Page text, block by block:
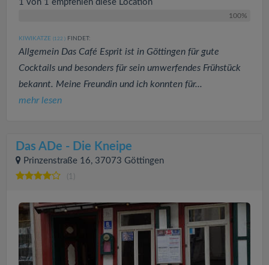
1 von 1 empfehlen diese Location
100%
KIWIKATZE (122 ) FINDET:
Allgemein Das Café Esprit ist in Göttingen für gute
Cocktails und besonders für sein umwerfendes Frühstück
bekannt. Meine Freundin und ich konnten für...
mehr lesen
Das ADe - Die Kneipe
Prinzenstraße 16, 37073 Göttingen
(1)